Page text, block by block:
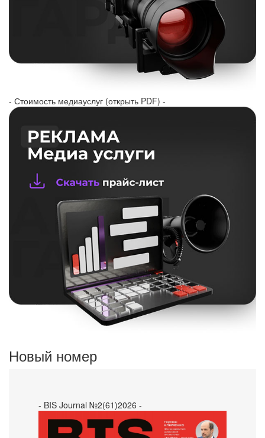
- Стоимость медиауслуг (открыть PDF) -
Новый номер
- BIS Journal №2(61)2026 -